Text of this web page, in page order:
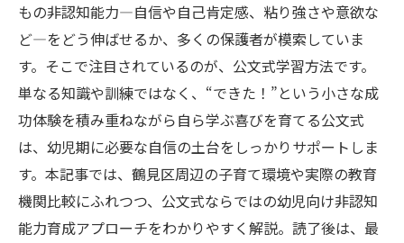
もの非認知能力—自信や自己肯定感、粘り強さや意欲な
ど—をどう伸ばせるか、多くの保護者が模索していま
す。そこで注目されているのが、公文式学習方法です。
単なる知識や訓練ではなく、“できた！”という小さな成
功体験を積み重ねながら自ら学ぶ喜びを育てる公文式
は、幼児期に必要な自信の土台をしっかりサポートしま
す。本記事では、鶴見区周辺の子育て環境や実際の教育
機関比較にふれつつ、公文式ならではの幼児向け非認知
能力育成アプローチをわかりやすく解説。読了後は、最